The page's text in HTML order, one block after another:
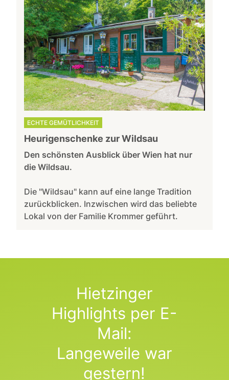
ECHTE GEMÜTLICHKEIT
Heurigenschenke zur Wildsau
Den schönsten Ausblick über Wien hat nur
die Wildsau.
Die "Wildsau" kann auf eine lange Tradition
zurückblicken. Inzwischen wird das beliebte
Lokal von der Familie Krommer geführt.
Hietzinger
Highlights per E-
Mail:
Langeweile war
gestern!